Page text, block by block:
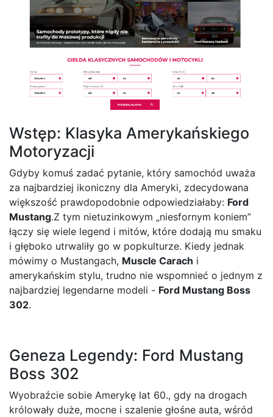
Wstęp: Klasyka Amerykańskiego
Motoryzacji
Gdyby komuś zadać pytanie, który samochód uważa
za najbardziej ikoniczny dla Ameryki, zdecydowana
większość prawdopodobnie odpowiedziałaby: Ford
Mustang.Z tym nietuzinkowym „niesfornym koniem”
łączy się wiele legend i mitów, które dodają mu smaku
i głęboko utrwaliły go w popkulturze. Kiedy jednak
mówimy o Mustangach, Muscle Carach i
amerykańskim stylu, trudno nie wspomnieć o jednym z
najbardziej legendarne modeli - Ford Mustang Boss
302.
Geneza Legendy: Ford Mustang
Boss 302
Wyobraźcie sobie Amerykę lat 60., gdy na drogach
królowały duże, mocne i szalenie głośne auta, wśród